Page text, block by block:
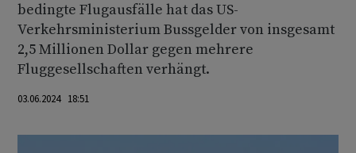
bedingte Flugausfälle hat das US-
Verkehrsministerium Bussgelder von insgesamt
2,5 Millionen Dollar gegen mehrere
Fluggesellschaften verhängt.
03.06.2024 18:51